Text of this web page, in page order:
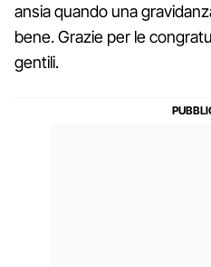
ansia quando una
bene. Grazie per le
gentili.